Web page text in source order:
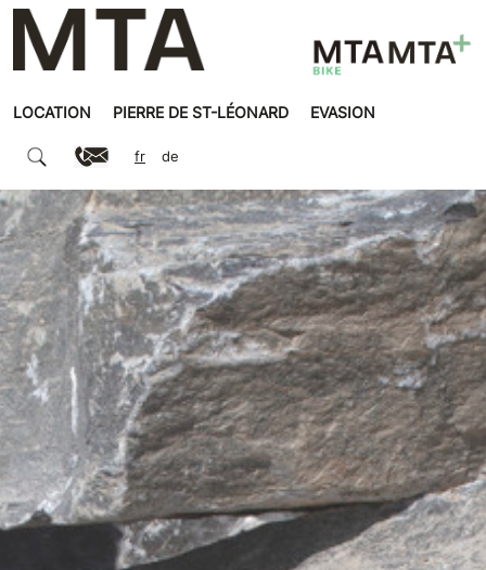
LOCATION PIERRE DE ST-LÉONARD EVASION
fr de